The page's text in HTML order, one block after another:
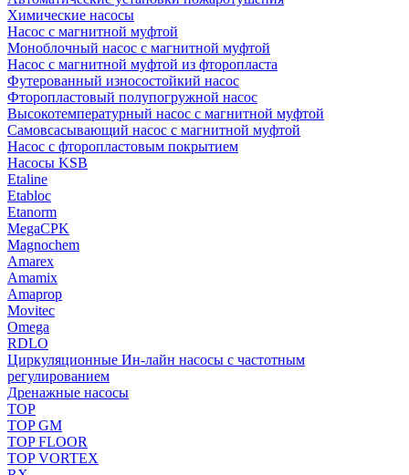
Химические насосы
Насос с магнитной муфтой
Моноблочный насос с магнитной муфтой
Насос с магнитной муфтой из фторопласта
Футерованный износостойкий насос
Фторопластовый полупогружной насос
Высокотемпературный насос с магнитной муфтой
Самовсасывающий насос с магнитной муфтой
Насос с фторопластовым покрытием
Насосы KSB
Etaline
Etabloc
Etanorm
MegaCPK
Magnochem
Amarex
Amamix
Amaprop
Movitec
Omega
RDLO
Циркуляционные Ин-лайн насосы с частотным
регулированием
Дренажные насосы
TOP
TOP GM
TOP FLOOR
TOP VORTEX